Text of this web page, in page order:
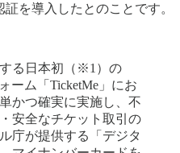
を導入したとのことです。
る日本初（※1）の
ーム「TicketMe」にお
かつ確実に実施し、不
安全なチケット取引の
庁が提供する「デジタ